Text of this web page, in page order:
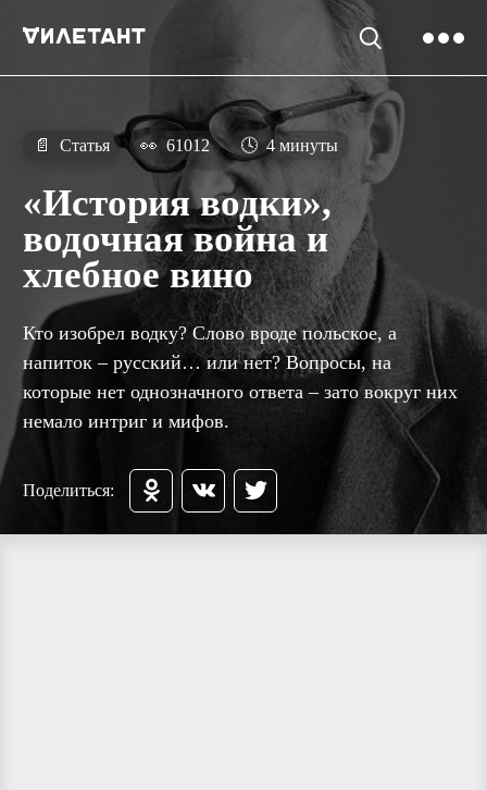
📄 Статья 👀 61012 🕓 4 минуты
«История водки»,
водочная война и
хлебное вино
Кто изобрел водку? Слово вроде польское, а
напиток – русский… или нет? Вопросы, на
которые нет однозначного ответа – зато вокруг них
немало интриг и мифов.
Поделиться: